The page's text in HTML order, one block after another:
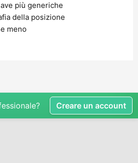
più generiche
della posizione
meno
Creare un account